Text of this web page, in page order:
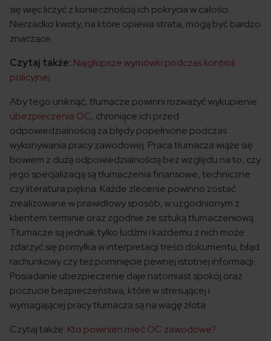
się więc liczyć z koniecznością ich pokrycia w całości.
Nierzadko kwoty, na które opiewa strata, mogą być bardzo
znaczące.
Czytaj także: Najgłupsze wymówki podczas kontroli
policyjnej
Aby tego uniknąć, tłumacze powinni rozważyć wykupienie
ubezpieczenia OC, chroniące ich przed
odpowiedzialnością za błędy popełnione podczas
wykonywania pracy zawodowej. Praca tłumacza wiąże się
bowiem z dużą odpowiedzialnością bez względu na to, czy
jego specjalizacją są tłumaczenia finansowe, techniczne
czy literatura piękna. Każde zlecenie powinno zostać
zrealizowane w prawidłowy sposób, w uzgodnionym z
klientem terminie oraz zgodnie ze sztuką tłumaczeniową.
Tłumacze są jednak tylko ludźmi i każdemu z nich może
zdarzyć się pomyłka w interpretacji treści dokumentu, błąd
rachunkowy czy też pominięcie pewnej istotnej informacji.
Posiadanie ubezpieczenie daje natomiast spokój oraz
poczucie bezpieczeństwa, które w stresującej i
wymagającej pracy tłumacza są na wagę złota.
Czytaj także: Kto powinien mieć OC zawodowe?